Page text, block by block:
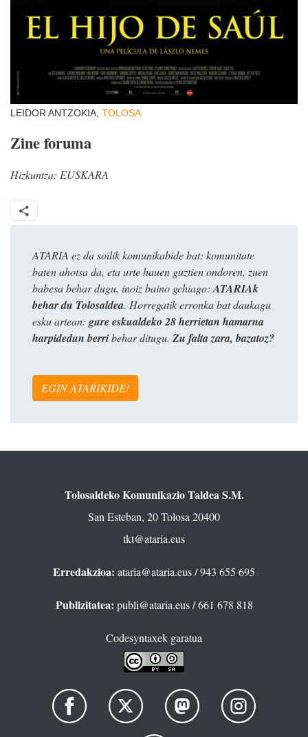
LEIDOR ANTZOKIA, TOLOSA
Zine foruma
Hizkuntza: EUSKARA
ATARIA ez da soilik komunikabide bat: komunitate
baten ahotsa da, eta urte hauen guztien ondoren, zuen
babesa behar dugu, inoiz baino gehiago: ATARIAk
behar du Tolosaldea. Horregatik erronka bat daukagu
esku artean: gure eskualdeko 28 herrietan hamarna
harpidedun berribehar ditugu. Zu falta zara, bazatoz?
EGIN ATARIKIDE!
Tolosaldeko Komunikazio Taldea S.M.
San Esteban, 20 Tolosa 20400
tkt@ataria.eus
Erredakzioa: ataria@ataria.eus/ 943 655 695
Publizitatea: publi@ataria.eus/ 661 678 818
Codesyntaxek garatua